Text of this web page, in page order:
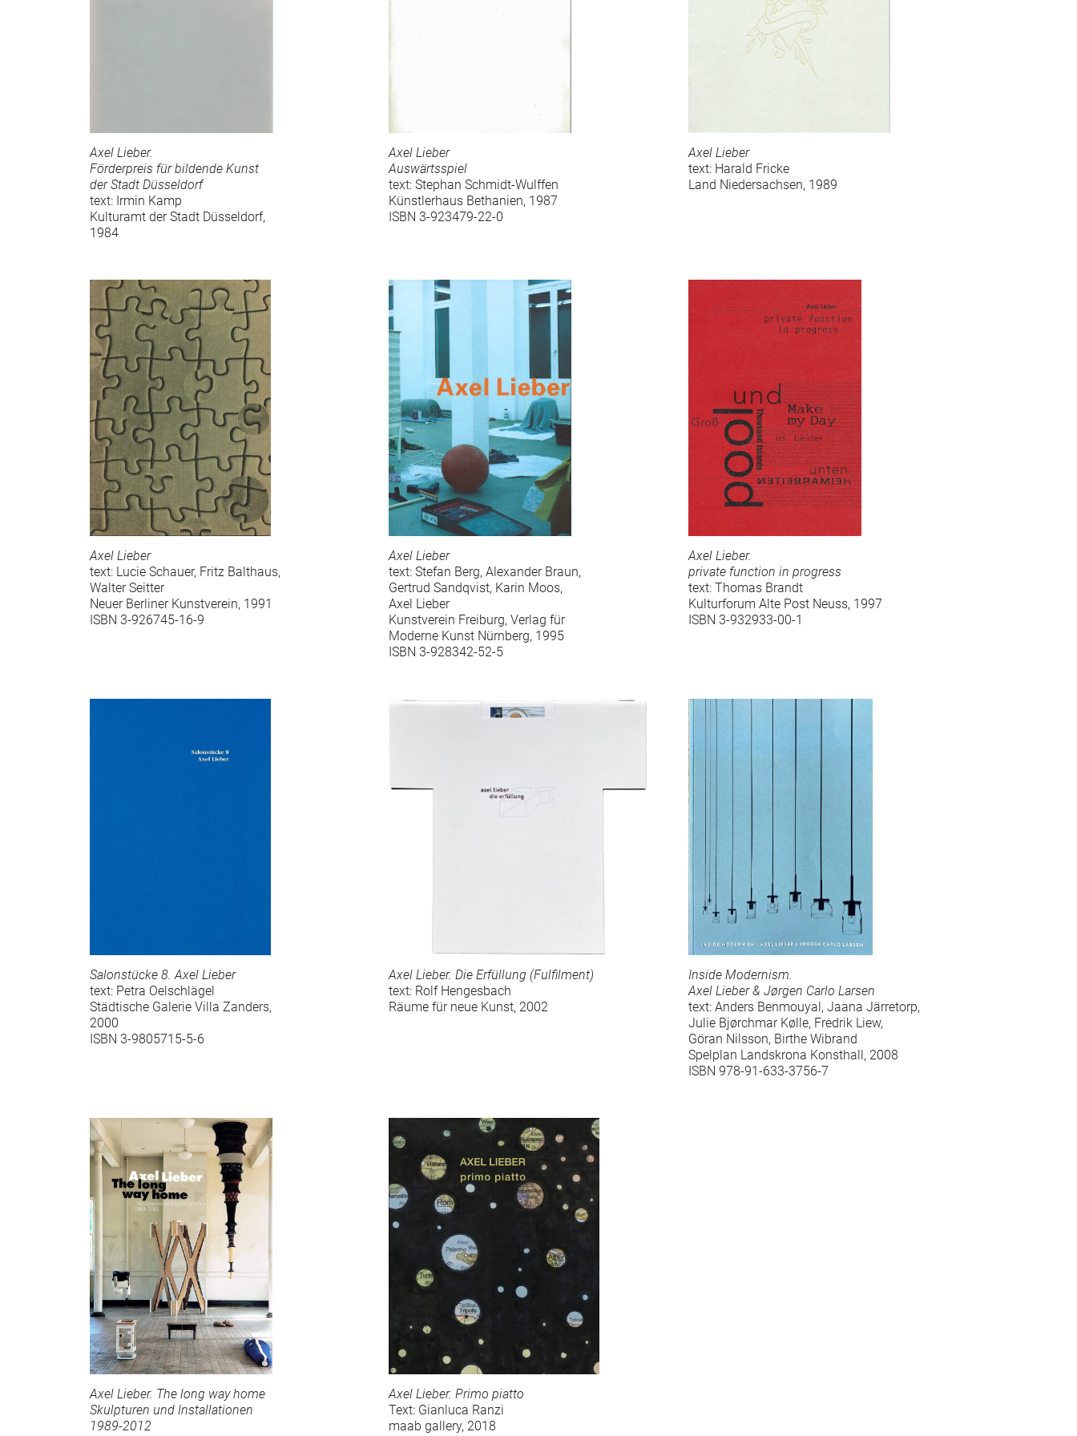
Axel Lieber.
Förderpreis für bildende Kunst
der Stadt Düsseldorf
text: Irmin Kamp
Kulturamt der Stadt Düsseldorf,
1984
Axel Lieber
Auswärtsspiel
text: Stephan Schmidt-Wulffen
Künstlerhaus Bethanien, 1987
ISBN 3-923479-22-0
Axel Lieber
text: Harald Fricke
Land Niedersachsen, 1989
Axel Lieber
text: Lucie Schauer, Fritz Balthaus,
Walter Seitter
Neuer Berliner Kunstverein, 1991
ISBN 3-926745-16-9
Axel Lieber
text: Stefan Berg, Alexander Braun,
Gertrud Sandqvist, Karin Moos,
Axel Lieber
Kunstverein Freiburg, Verlag für
Moderne Kunst Nürnberg, 1995
ISBN 3-928342-52-5
Axel Lieber.
private function in progress
text: Thomas Brandt
Kulturforum Alte Post Neuss, 1997
ISBN 3-932933-00-1
Salonstücke 8. Axel Lieber
text: Petra Oelschlägel
Städtische Galerie Villa Zanders,
2000
ISBN 3-9805715-5-6
Axel Lieber. Die Erfüllung (Fulfilment)
text: Rolf Hengesbach
Räume für neue Kunst, 2002
Inside Modernism.
Axel Lieber & Jørgen Carlo Larsen
text: Anders Benmouyal, Jaana Järretorp,
Julie Bjørchmar Kølle, Fredrik Liew,
Göran Nilsson, Birthe Wibrand
Spelplan Landskrona Konsthall, 2008
ISBN 978-91-633-3756-7
Axel Lieber. The long way home
Skulpturen und Installationen
1989-2012
Axel Lieber. Primo piatto
Text: Gianluca Ranzi
maab gallery, 2018